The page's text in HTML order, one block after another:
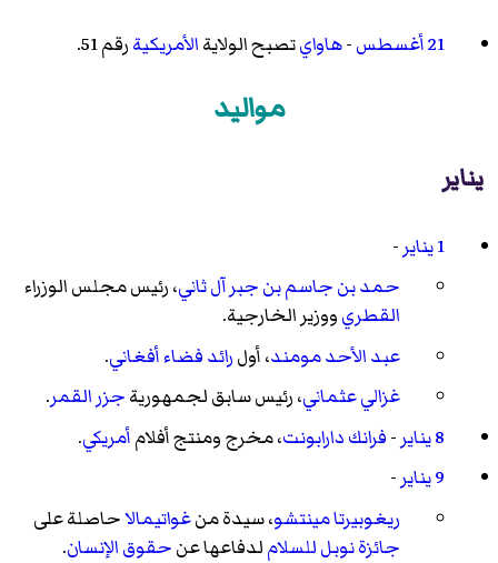
21 أغسطس -هاوايتصبح الولايةالأمريكيةرقم 51.
مواليد
يناير
1 يناير
-
حمد بن جاسم بن جبر آل ثاني، رئيس مجلس الوزراء
القطريووزير الخارجية.
عبد الأحد مومند، أولرائد فضاءأفغاني.
غزالي عثماني، رئيس سابق لجمهوريةجزر القمر.
8 يناير
-فرانك دارابونت، مخرج ومنتج أفلامأمريكي.
9 يناير
-
ريغوبيرتا مينتشو، سيدة منغواتيمالاحاصلة على
جائزة نوبل للسلاملدفاعها عنحقوق الإنسان.